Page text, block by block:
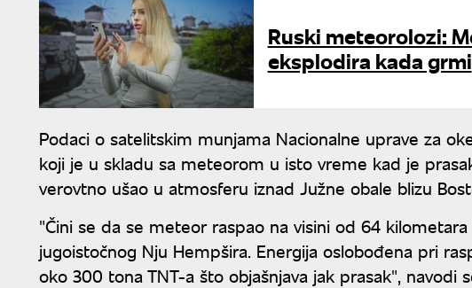
Ruski meteorolozi:
eksplodira kada grmi
Podaci o satelitskim munjama Nacionalne uprave za
koji je u skladu sa meteorom u isto vreme kad je
verovtno ušao u atmosferu iznad Južne obale blizu
"Čini se da se meteor raspao na visini od 64
jugoistočnog Nju Hempšira. Energija oslobođena pri
oko 300 tona TNT-a što objašnjava jak prasak", navodi